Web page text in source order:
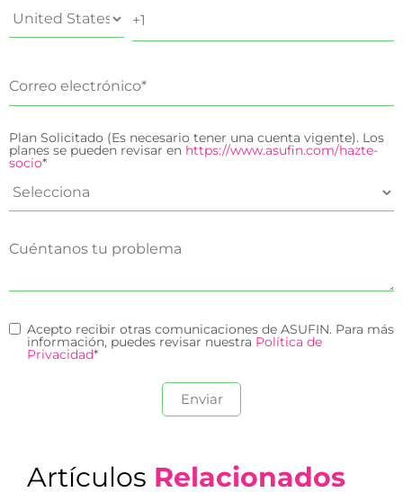
Plan Solicitado (Es necesario tener una cuenta vigente). Los
planes se pueden revisar en https://www.asufin.com/hazte-
socio*
Acepto recibir otras comunicaciones de ASUFIN. Para más
información, puedes revisar nuestra Política de
Privacidad*
Artículos Relacionados